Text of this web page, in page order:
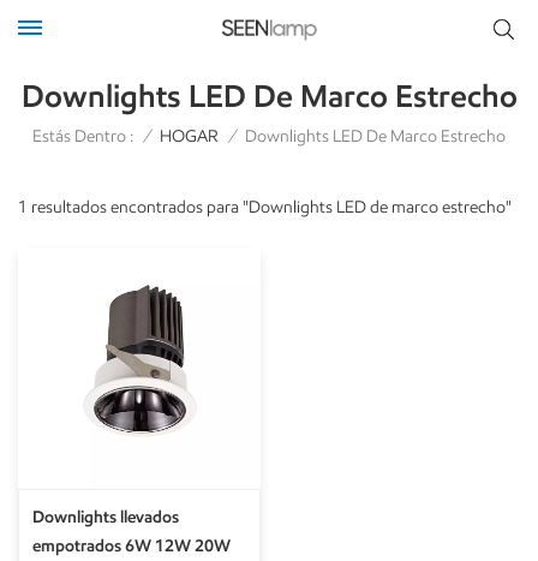
Downlights LED De Marco Estrecho
Estás Dentro : / HOGAR / Downlights LED De Marco Estrecho
1 resultados encontrados para "Downlights LED de marco estrecho"
Downlights llevados
empotrados 6W 12W 20W